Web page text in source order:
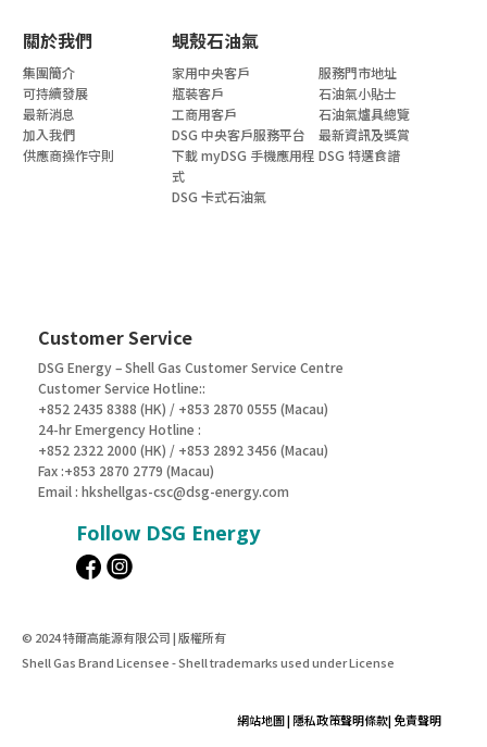
關於我們 蜆殼石油氣
集團簡介
可持續發展
最新消息
加入我們
供應商操作守則
家用中央客戶
瓶裝客戶
工商用客戶
DSG 中央客戶服務平台
下載 myDSG 手機應用程
式
DSG 卡式石油氣
服務門市地址
石油氣小貼士
石油氣爐具總覽
最新資訊及獎賞
DSG 特選食譜
Customer Service
DSG Energy – Shell Gas Customer Service Centre
Customer Service Hotline::
+852 2435 8388 (HK) / +853 2870 0555 (Macau)
24-hr Emergency Hotline :
+852 2322 2000 (HK) / +853 2892 3456 (Macau)
Fax :+853 2870 2779 (Macau)
Email : hkshellgas-csc@dsg-energy.com
Follow DSG Energy
© 2024 特爾高能源有限公司 | 版權所有
Shell Gas Brand Licensee - Shell trademarks used under License
網站地圖| 隱私政策聲明條款| 免責聲明